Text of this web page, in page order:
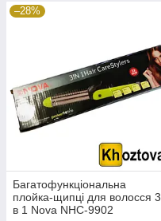
–28%
Багатофункціональна
плойка-щипці для волосся 3
в 1 Nova NHC-9902